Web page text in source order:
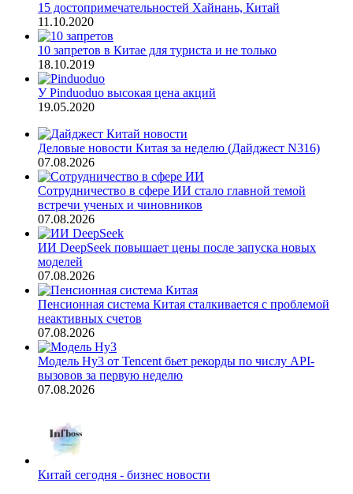
15 достопримечательностей Хайнань, Китай
11.10.2020
10 запретов в Китае для туриста и не только
18.10.2019
У Pinduoduo высокая цена акций
19.05.2020
Деловые новости Китая за неделю (Дайджест N316)
07.08.2026
Сотрудничество в сфере ИИ стало главной темой
встречи ученых и чиновников
07.08.2026
ИИ DeepSeek повышает цены после запуска новых
моделей
07.08.2026
Пенсионная система Китая сталкивается с проблемой
неактивных счетов
07.08.2026
Модель Hy3 от Tencent бьет рекорды по числу API-
вызовов за первую неделю
07.08.2026
Китай сегодня - бизнес новости